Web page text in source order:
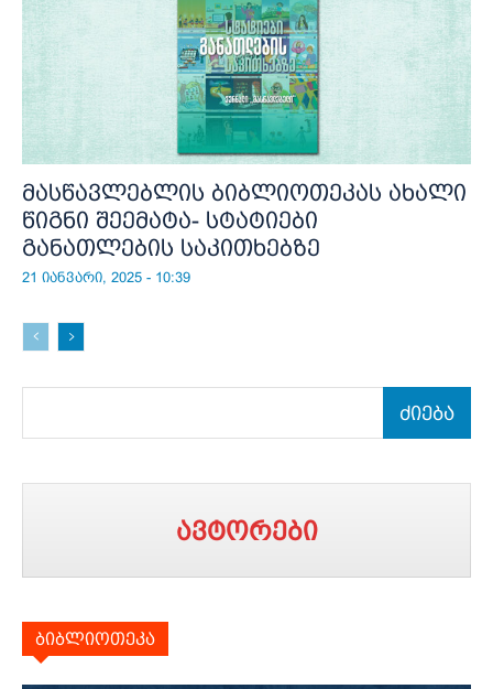
მასწავლებლის ბიბლიოთეკას ახალი
წიგნი შეემატა- სტატიები
განათლების საკითხებზე
21 იანვარი, 2025 - 10:39
ძიება
ავტორები
ბიბლიოთეკა